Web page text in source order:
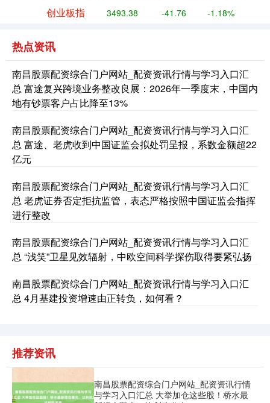
基金指数 7227.31 -4.12 -0.06%
国债指数 229.60 +0.00 0.00%
期指IC0 7700.60 -30.40 -0.39%
热点资讯
南昌股票配资综合门户网站_配资资讯行情与学习入口汇
总 富途复兴跨境业务整改良展：2026年一季度末，中国内
地有钞票客户占比降至13%
南昌股票配资综合门户网站_配资资讯行情与学习入口汇
总 富途、老虎收到中国证监会拟处罚呈报，系数金额超22
亿元
南昌股票配资综合门户网站_配资资讯行情与学习入口汇
总 老虎证券否定拒抗监管，表态严格按照中国证监会指挥
进行整改
南昌股票配资综合门户网站_配资资讯行情与学习入口汇
总 “浅笑”卫星见效辐射，中欧空间科学探伤取得要紧弘扬
南昌股票配资综合门户网站_配资资讯行情与学习入口汇
总 4月基建投资增速由正转负，如何看？
推荐资讯
南昌股票配资综合门户网站_配资资讯行情
与学习入口汇总 大举加仓这些股！桥水最